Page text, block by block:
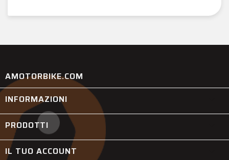
AMOTORBIKE.COM
INFORMAZIONI
PRODOTTI
IL TUO ACCOUNT